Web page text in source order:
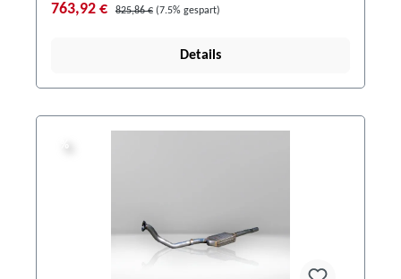
763,92 € 825,86 € (7.5% gespart)
Details